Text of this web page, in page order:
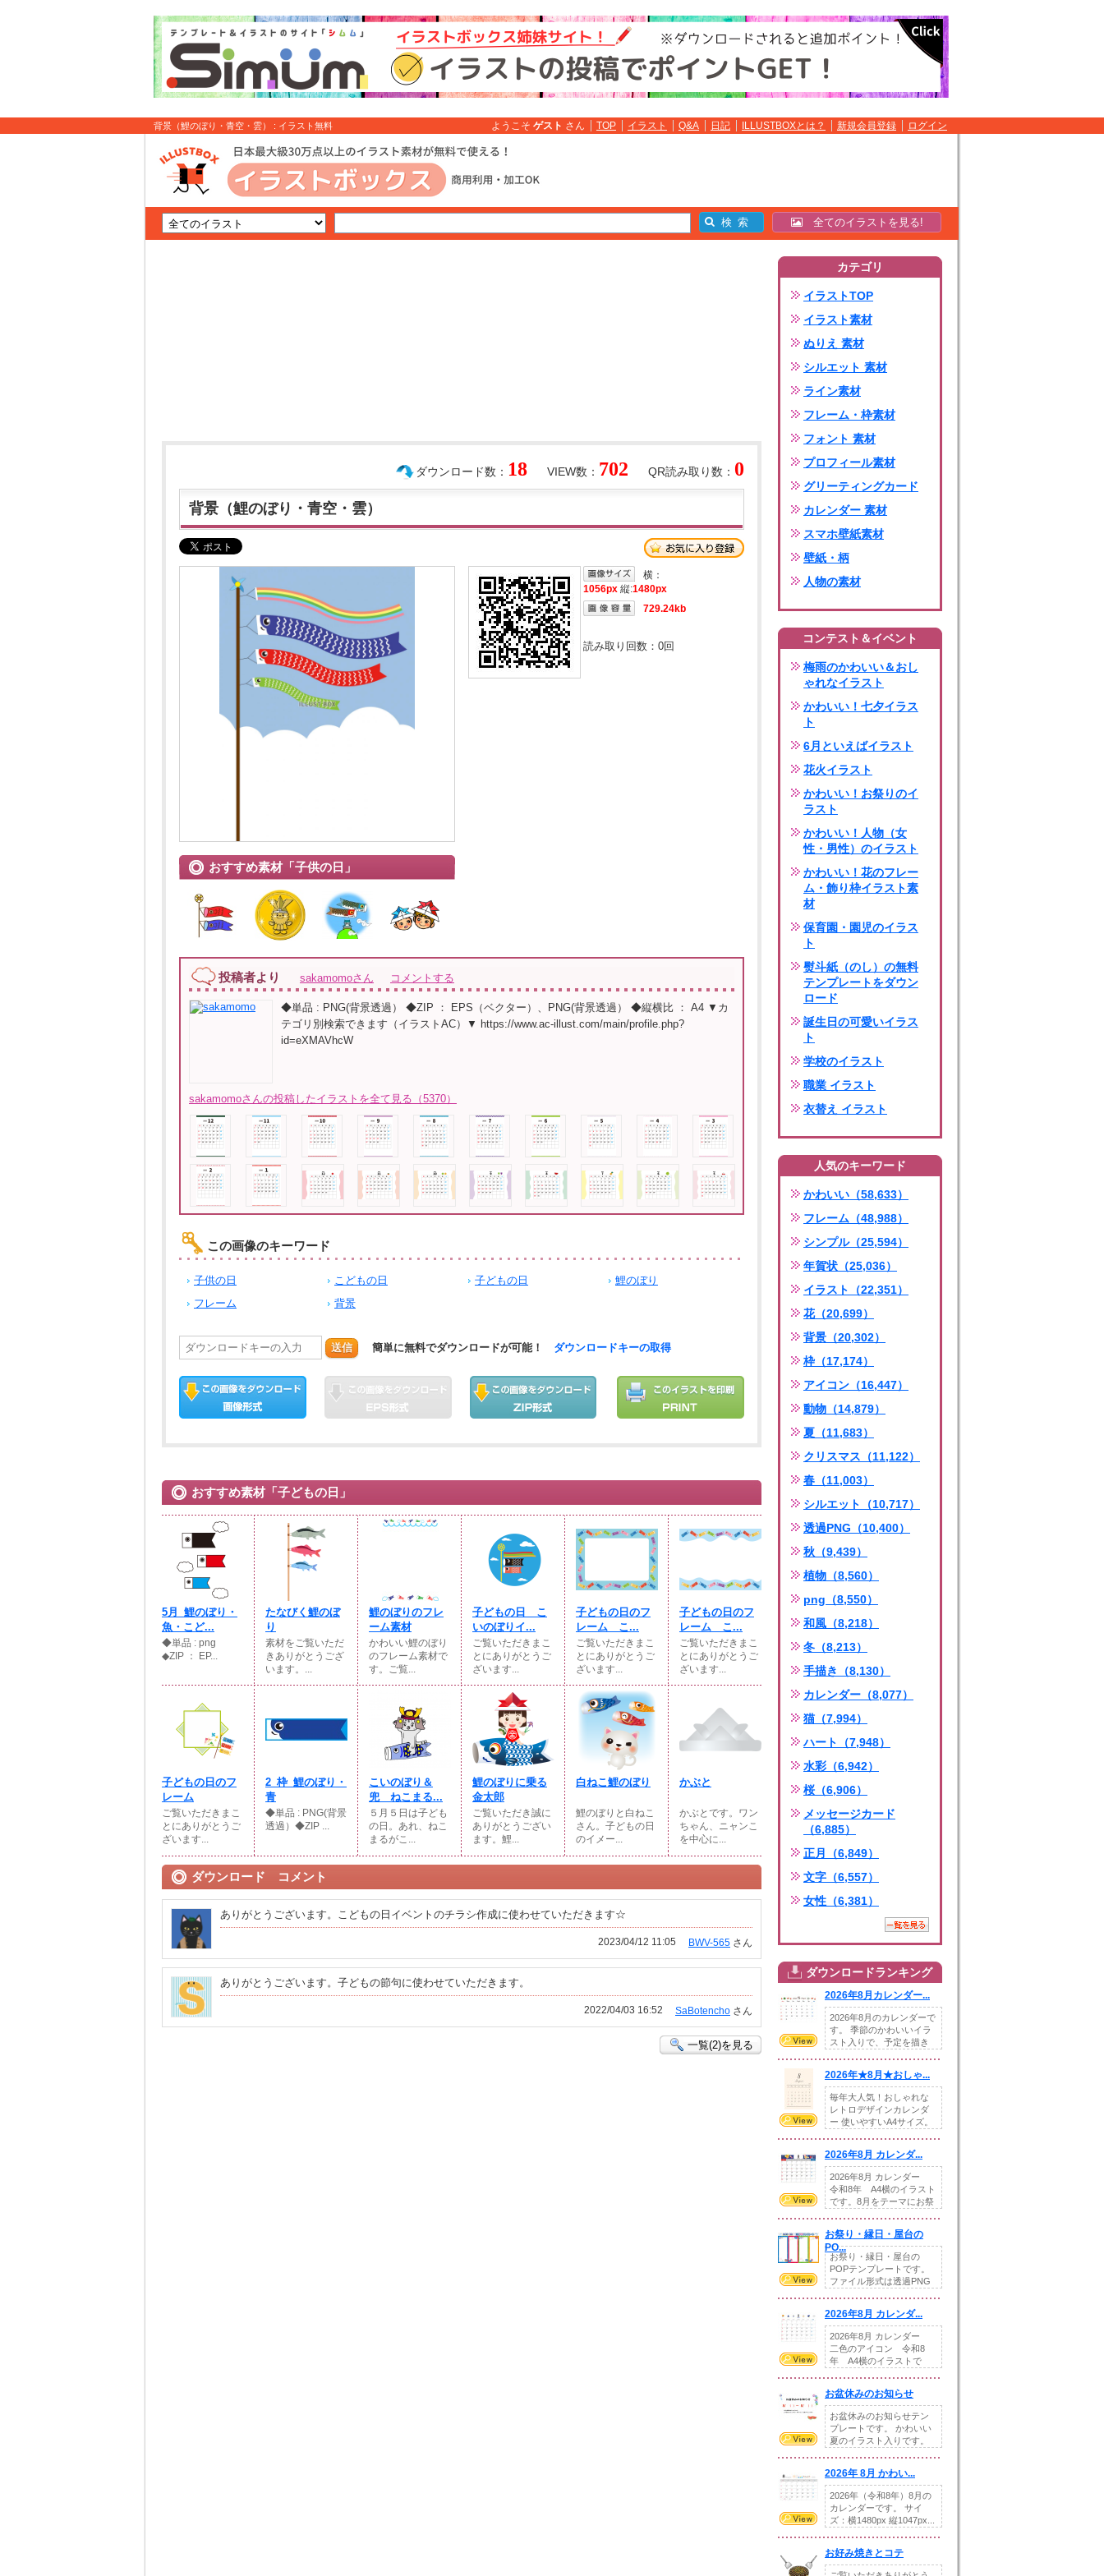
背景（鯉のぼり・青空・雲） : イラスト無料 ようこそ ゲスト さん TOP イラスト Q&A 日記 ILLUSTBOXとは？ 新規会員登録 ログイン
全てのイラストを見る!
QR読み取り数： 0
VIEW数： 702
ダウンロード数： 18
背景（鯉のぼり・青空・雲）
おすすめ素材「子供の日」
横：
1056px 縦:1480px
729.24kb
読み取り回数： 0回
投稿者より sakamomoさん コメントする
◆単品 : PNG(背景透過） ◆ZIP ： EPS（ベクター）、PNG(背景透過） ◆縦横比 ： A4 ▼カ
テゴリ別検索できます（イラストAC）▼ https://www.ac-illust.com/main/profile.php?
id=eXMAVhcW
sakamomoさんの投稿したイラストを全て見る（5370）
この画像のキーワード
子供の日 こどもの日 子どもの日
鯉のぼり
フレーム
背景
送信 簡単に無料でダウンロードが可能！ ダウンロードキーの取得
おすすめ素材「子どもの日」
5月_鯉のぼり・
魚・こど...
◆単品 : png
◆ZIP ： EP...
たなびく鯉のぼ
り
素材をご覧いただ
きありがとうござ
います。...
鯉のぼりのフレ
ーム素材
かわいい鯉のぼり
のフレーム素材で
す。ご覧...
子どもの日 こ
いのぼりイ...
ご覧いただきまこ
とにありがとうご
ざいます...
子どもの日のフ
レーム こ...
ご覧いただきまこ
とにありがとうご
ざいます...
子どもの日のフ
レーム こ...
ご覧いただきまこ
とにありがとうご
ざいます...
子どもの日のフ
レーム
ご覧いただきまこ
とにありがとうご
ざいます...
2_枠_鯉のぼり・
青
◆単品 : PNG(背景
透過）◆ZIP ...
こいのぼり＆
兜 ねこまる...
５月５日は子ども
の日。あれ、ねこ
まるがこ...
鯉のぼりに乗る
金太郎
ご覧いただき誠に
ありがとうござい
ます。鯉...
白ねこ鯉のぼり
鯉のぼりと白ねこ
さん。子どもの日
のイメー...
かぶと
かぶとです。ワン
ちゃん、ニャンこ
を中心に...
ダウンロード コメント
ありがとうございます。こどもの日イベントのチラシ作成に使わせていただきます☆
BWV-565 さん
2023/04/12 11:05
ありがとうございます。子どもの節句に使わせていただきます。
SaBotencho さん
2022/04/03 16:52
一覧(2)を見る
カテゴリ
イラストTOP
イラスト素材
ぬりえ 素材
シルエット 素材
ライン素材
フレーム・枠素材
フォント 素材
プロフィール素材
グリーティングカード
カレンダー 素材
スマホ壁紙素材
壁紙・柄
人物の素材
コンテスト＆イベント
梅雨のかわいい＆おし
ゃれなイラスト
かわいい！七夕イラス
ト
6月といえばイラスト
花火イラスト
かわいい！お祭りのイ
ラスト
かわいい！人物（女
性・男性）のイラスト
かわいい！花のフレー
ム・飾り枠イラスト素
材
保育園・園児のイラス
ト
熨斗紙（のし）の無料
テンプレートをダウン
ロード
誕生日の可愛いイラス
ト
学校のイラスト
職業 イラスト
衣替え イラスト
人気のキーワード
かわいい（58,633）
フレーム（48,988）
シンプル（25,594）
年賀状（25,036）
イラスト（22,351）
花（20,699）
背景（20,302）
枠（17,174）
アイコン（16,447）
動物（14,879）
夏（11,683）
クリスマス（11,122）
春（11,003）
シルエット（10,717）
透過PNG（10,400）
秋（9,439）
植物（8,560）
png（8,550）
和風（8,218）
冬（8,213）
手描き（8,130）
カレンダー（8,077）
猫（7,994）
ハート（7,948）
水彩（6,942）
桜（6,906）
メッセージカード
（6,885）
正月（6,849）
文字（6,557）
女性（6,381）
ダウンロードランキング
2026年8月カレンダー...
2026年8月のカレンダーで
す。 季節のかわいいイラ
スト入りで、予定を描き
2026年★8月★おしゃ...
毎年大人気！おしゃれな
レトロデザインカレンダ
ー 使いやすいA4サイズ。
2026年8月 カレンダ...
2026年8月 カレンダー
令和8年 A4横のイラスト
です。8月をテーマにお祭
お祭り・縁日・屋台の
PO...
お祭り・縁日・屋台の
POPテンプレートです。
ファイル形式は透過PNG
2026年8月 カレンダ...
2026年8月 カレンダー
二色のアイコン 令和8
年 A4横のイラストで
お盆休みのお知らせ
お盆休みのお知らせテン
プレートです。 かわいい
夏のイラスト入りです。
2026年 8月 かわい...
2026年（令和8年）8月の
カレンダーです。 サイ
ズ：横1480px 縦1047px...
お好み焼きとコテ